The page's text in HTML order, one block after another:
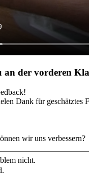
an der vorderen
Dank für geschätztes
wir uns verbessern?
nicht.